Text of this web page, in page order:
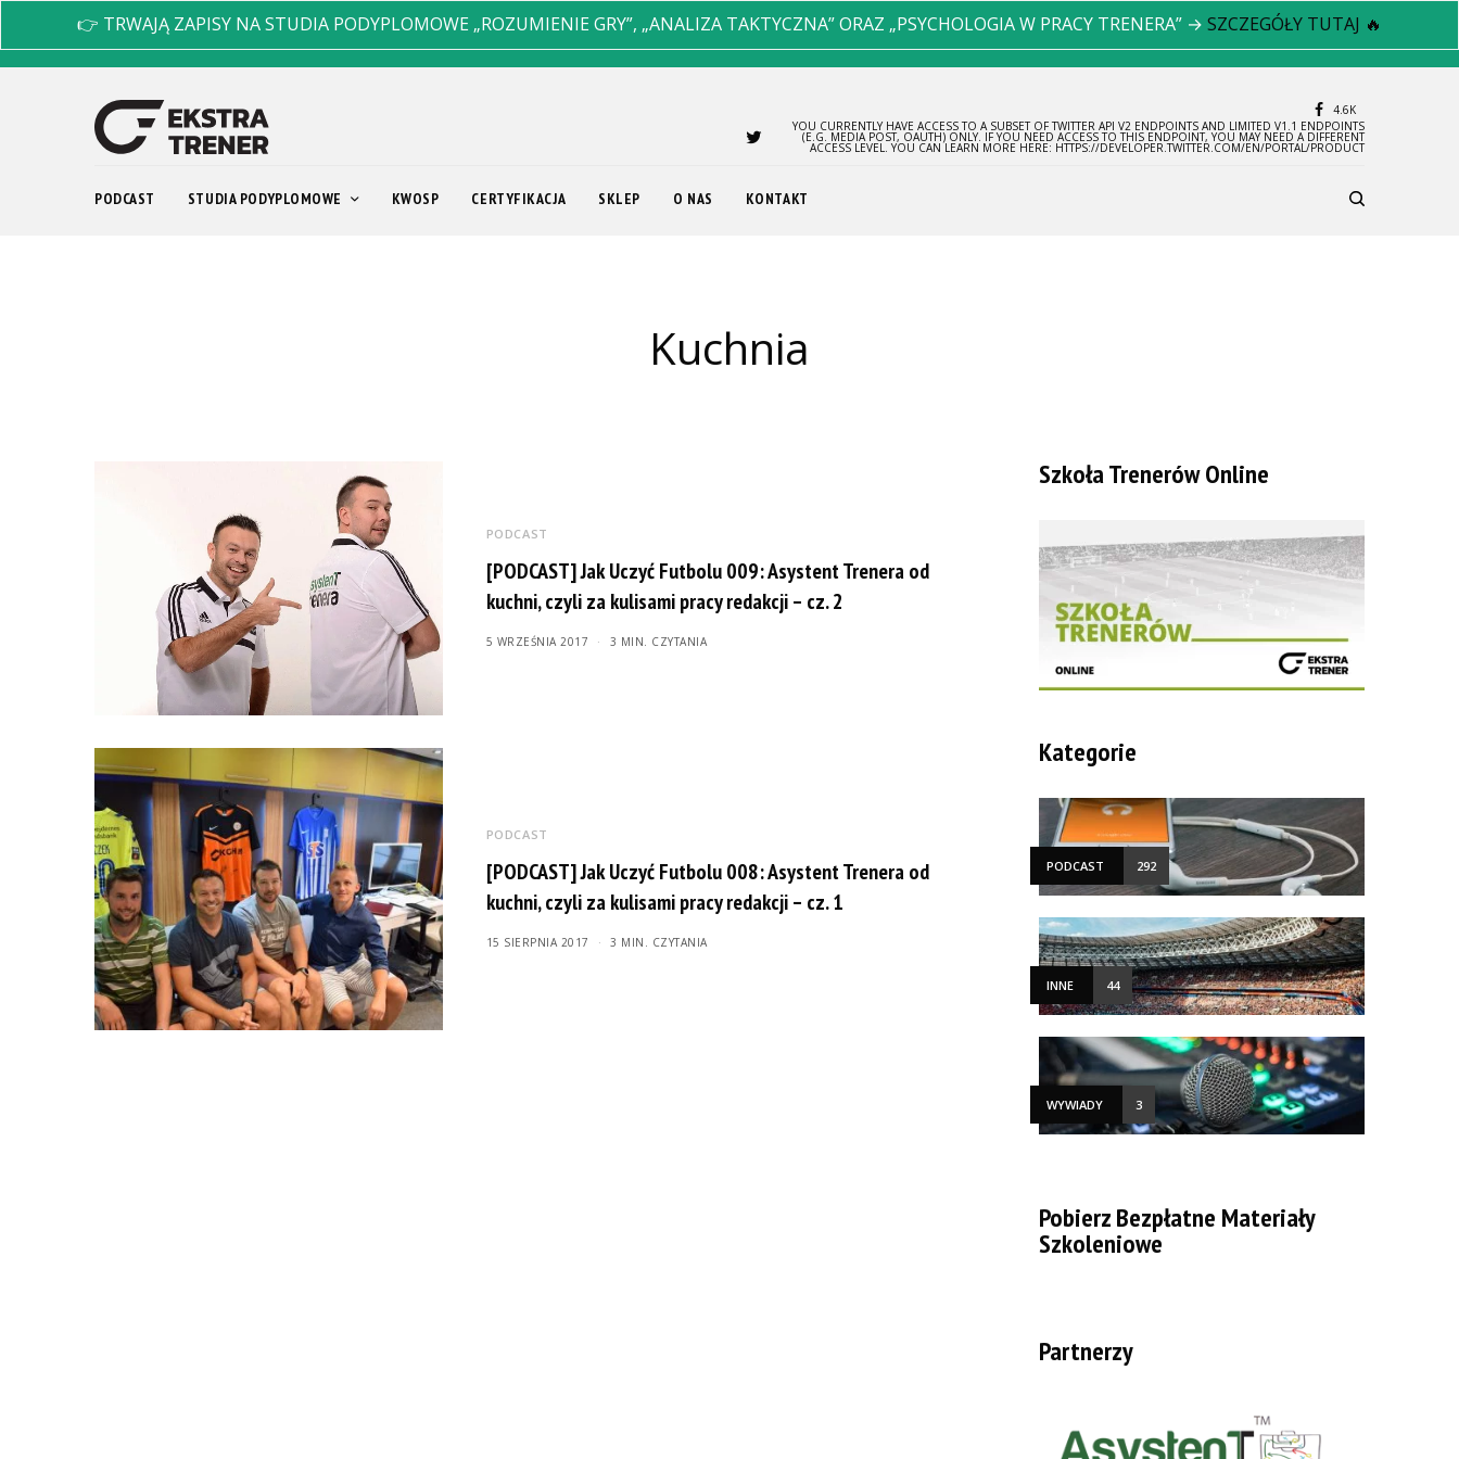
👉 TRWAJĄ ZAPISY NA STUDIA PODYPLOMOWE „ROZUMIENIE GRY”, „ANALIZA TAKTYCZNA” ORAZ „PSYCHOLOGIA W PRACY TRENERA” → SZCZEGÓŁY TUTAJ 🔥
4.6K
YOU CURRENTLY HAVE ACCESS TO A SUBSET OF TWITTER API V2 ENDPOINTS AND LIMITED V1.1 ENDPOINTS
(E.G. MEDIA POST, OAUTH) ONLY. IF YOU NEED ACCESS TO THIS ENDPOINT, YOU MAY NEED A DIFFERENT
ACCESS LEVEL. YOU CAN LEARN MORE HERE: HTTPS://DEVELOPER.TWITTER.COM/EN/PORTAL/PRODUCT
PODCAST STUDIA PODYPLOMOWE KWOSP CERTYFIKACJA SKLEP O NAS KONTAKT
kuchnia
PODCAST
[PODCAST] Jak Uczyć Futbolu 009: Asystent Trenera od
kuchni, czyli za kulisami pracy redakcji – cz. 2
5 WRZEŚNIA 2017 3 MIN. CZYTANIA
PODCAST
[PODCAST] Jak Uczyć Futbolu 008: Asystent Trenera od
kuchni, czyli za kulisami pracy redakcji – cz. 1
15 SIERPNIA 2017 3 MIN. CZYTANIA
Szkoła Trenerów Online
Kategorie
PODCAST 292
INNE 44
WYWIADY 3
Pobierz Bezpłatne Materiały
Szkoleniowe
Partnerzy